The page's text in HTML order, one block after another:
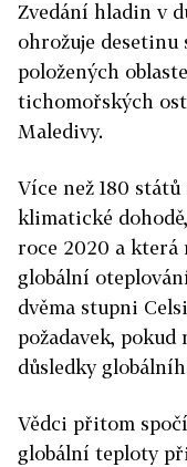
Zvedání hladin v
ohrožuje desetinu
položených
tichomořských
Maledivy.
Více než 180
klimatické
roce 2020 a která
globální
dvěma stupni
požadavek,
důsledky
Vědci přitom
globální teploty